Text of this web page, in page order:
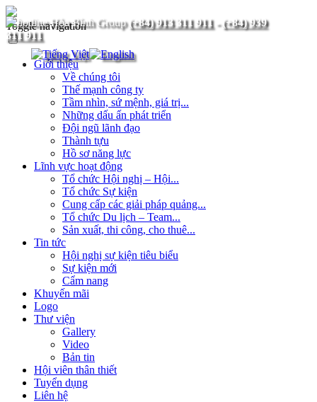
(+84) 913 311 911- (+84) 939
311 911
Toggle navigation
Giới thiệu
Về chúng tôi
Thế mạnh công ty
Tầm nhìn, sứ mệnh, giá trị...
Những dấu ấn phát triển
Đội ngũ lãnh đạo
Thành tựu
Hồ sơ năng lực
Lĩnh vực hoạt động
Tổ chức Hội nghị – Hội...
Tổ chức Sự kiện
Cung cấp các giải pháp quảng...
Tổ chức Du lịch – Team...
Sản xuất, thi công, cho thuê...
Tin tức
Hội nghị sự kiện tiêu biểu
Sự kiện mới
Cẩm nang
Khuyến mãi
Logo
Thư viện
Gallery
Video
Bản tin
Hội viên thân thiết
Tuyển dụng
Liên hệ